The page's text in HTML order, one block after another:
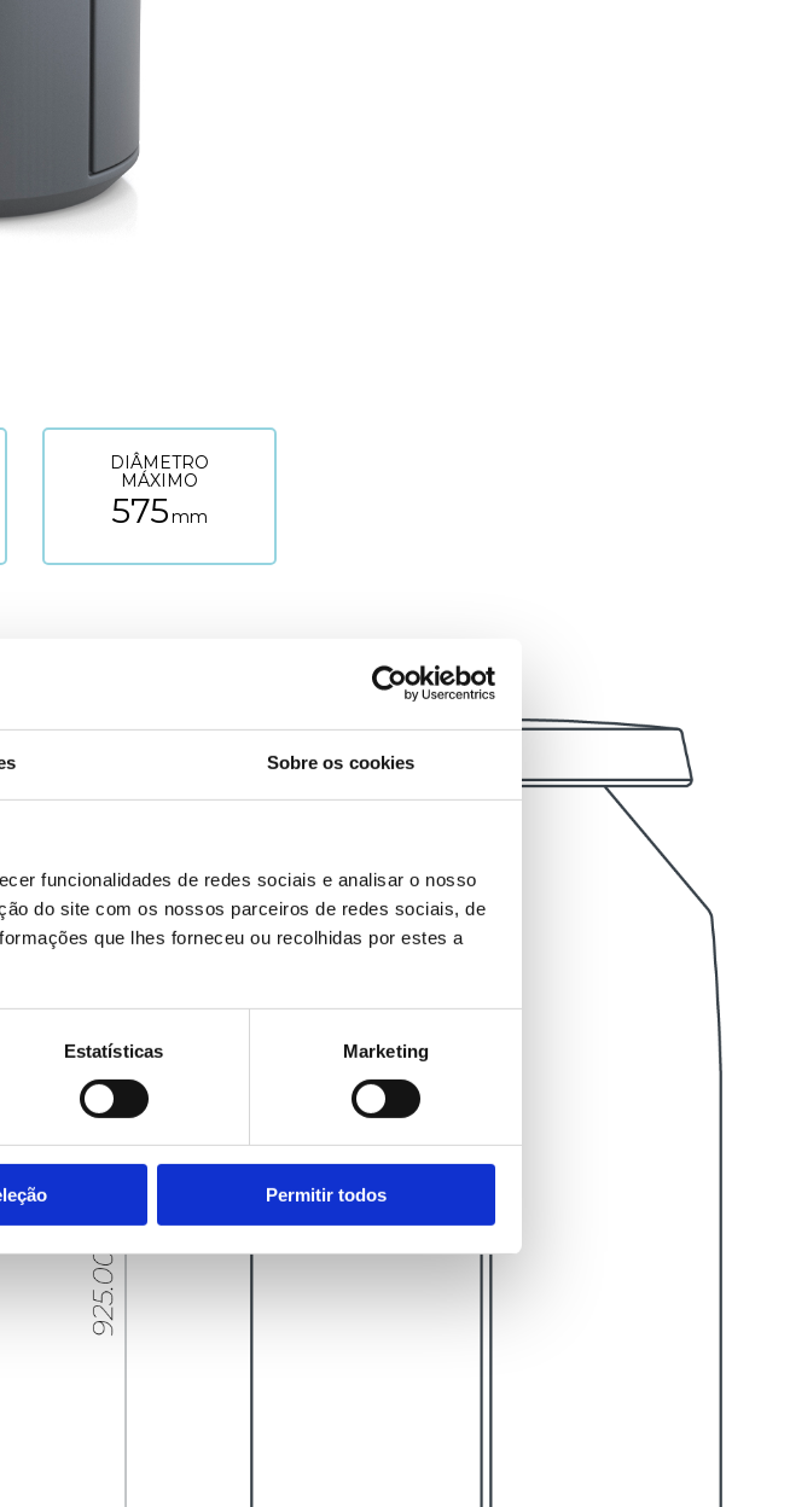
Sobre os cookies
funcionalidades de redes sociais e analisar o nosso
do site com os nossos parceiros de redes sociais, de
que lhes forneceu ou recolhidas por estes a
Estatísticas Marketing
Permitir todos
DIÂMETRO
MÁXIMO
575mm